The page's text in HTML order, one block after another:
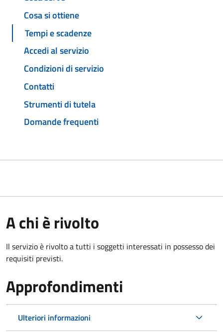
Cosa si ottiene
Tempi e scadenze
Accedi al servizio
Condizioni di servizio
Contatti
Strumenti di tutela
Domande frequenti
A chi è rivolto
Il servizio è rivolto a tutti i soggetti interessati in possesso dei
requisiti previsti.
Approfondimenti
Ulteriori informazioni